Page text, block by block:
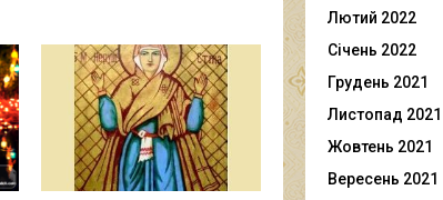
Лютий 2022
Січень 2022
Грудень 2021
Листопад 2021
Жовтень 2021
Вересень 2021